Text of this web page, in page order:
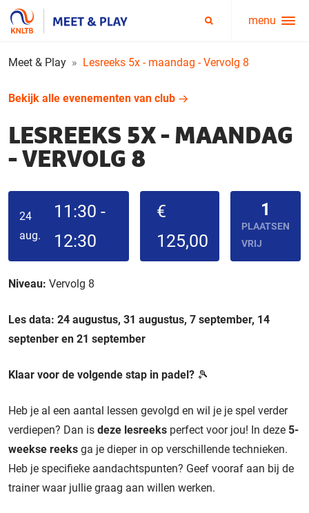
Service
menu
menu
Meet & Play Lesreeks 5x - maandag - Vervolg 8
Bekijk alle evenementen van club
LESREEKS 5X - MAANDAG
- VERVOLG 8
24
aug.
11:30 -
12:30
€
125,00
1
PLAATSEN
VRIJ
Niveau: Vervolg 8
Les data: 24 augustus, 31 augustus, 7 september, 14
septenber en 21 september
Klaar voor de volgende stap in padel? 🎾
Heb je al een aantal lessen gevolgd en wil je je spel verder
verdiepen? Dan is deze lesreeks perfect voor jou! In deze 5-
weekse reeks ga je dieper in op verschillende technieken.
Heb je specifieke aandachtspunten? Geef vooraf aan bij de
trainer waar jullie graag aan willen werken.